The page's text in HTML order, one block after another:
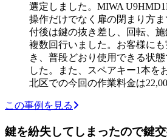
選定しました。MIWA
操作だけでなく扉の閉まり方
付後は鍵の抜き差し、回転、
複数回行いました。お客様に
き、普段どおり使用できる状
した。また、スペアキー1本を
北区での今回の作業料金は
この事例を見る
鍵を紛失してしまったので鍵